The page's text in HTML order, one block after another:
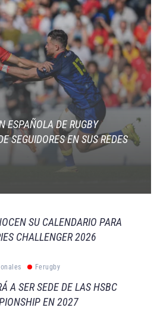
ESPAÑOLA DE RUGBY
SEGUIDORES EN SUS REDES
SU CALENDARIO PARA
CHALLENGER 2026
Ferugby
A SER SEDE DE LAS HSBC
EN 2027